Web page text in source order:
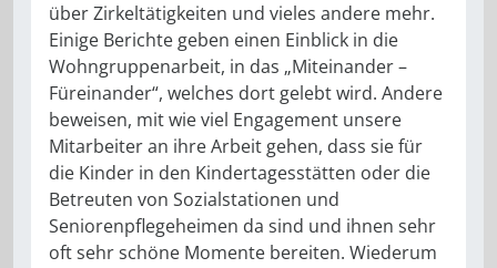
über Zirkeltätigkeiten und vieles andere mehr.
Einige Berichte geben einen Einblick in die
Wohngruppenarbeit, in das „Miteinander –
Füreinander“, welches dort gelebt wird. Andere
beweisen, mit wie viel Engagement unsere
Mitarbeiter an ihre Arbeit gehen, dass sie für
die Kinder in den Kindertagesstätten oder die
Betreuten von Sozialstationen und
Seniorenpflegeheimen da sind und ihnen sehr
oft sehr schöne Momente bereiten. Wiederum